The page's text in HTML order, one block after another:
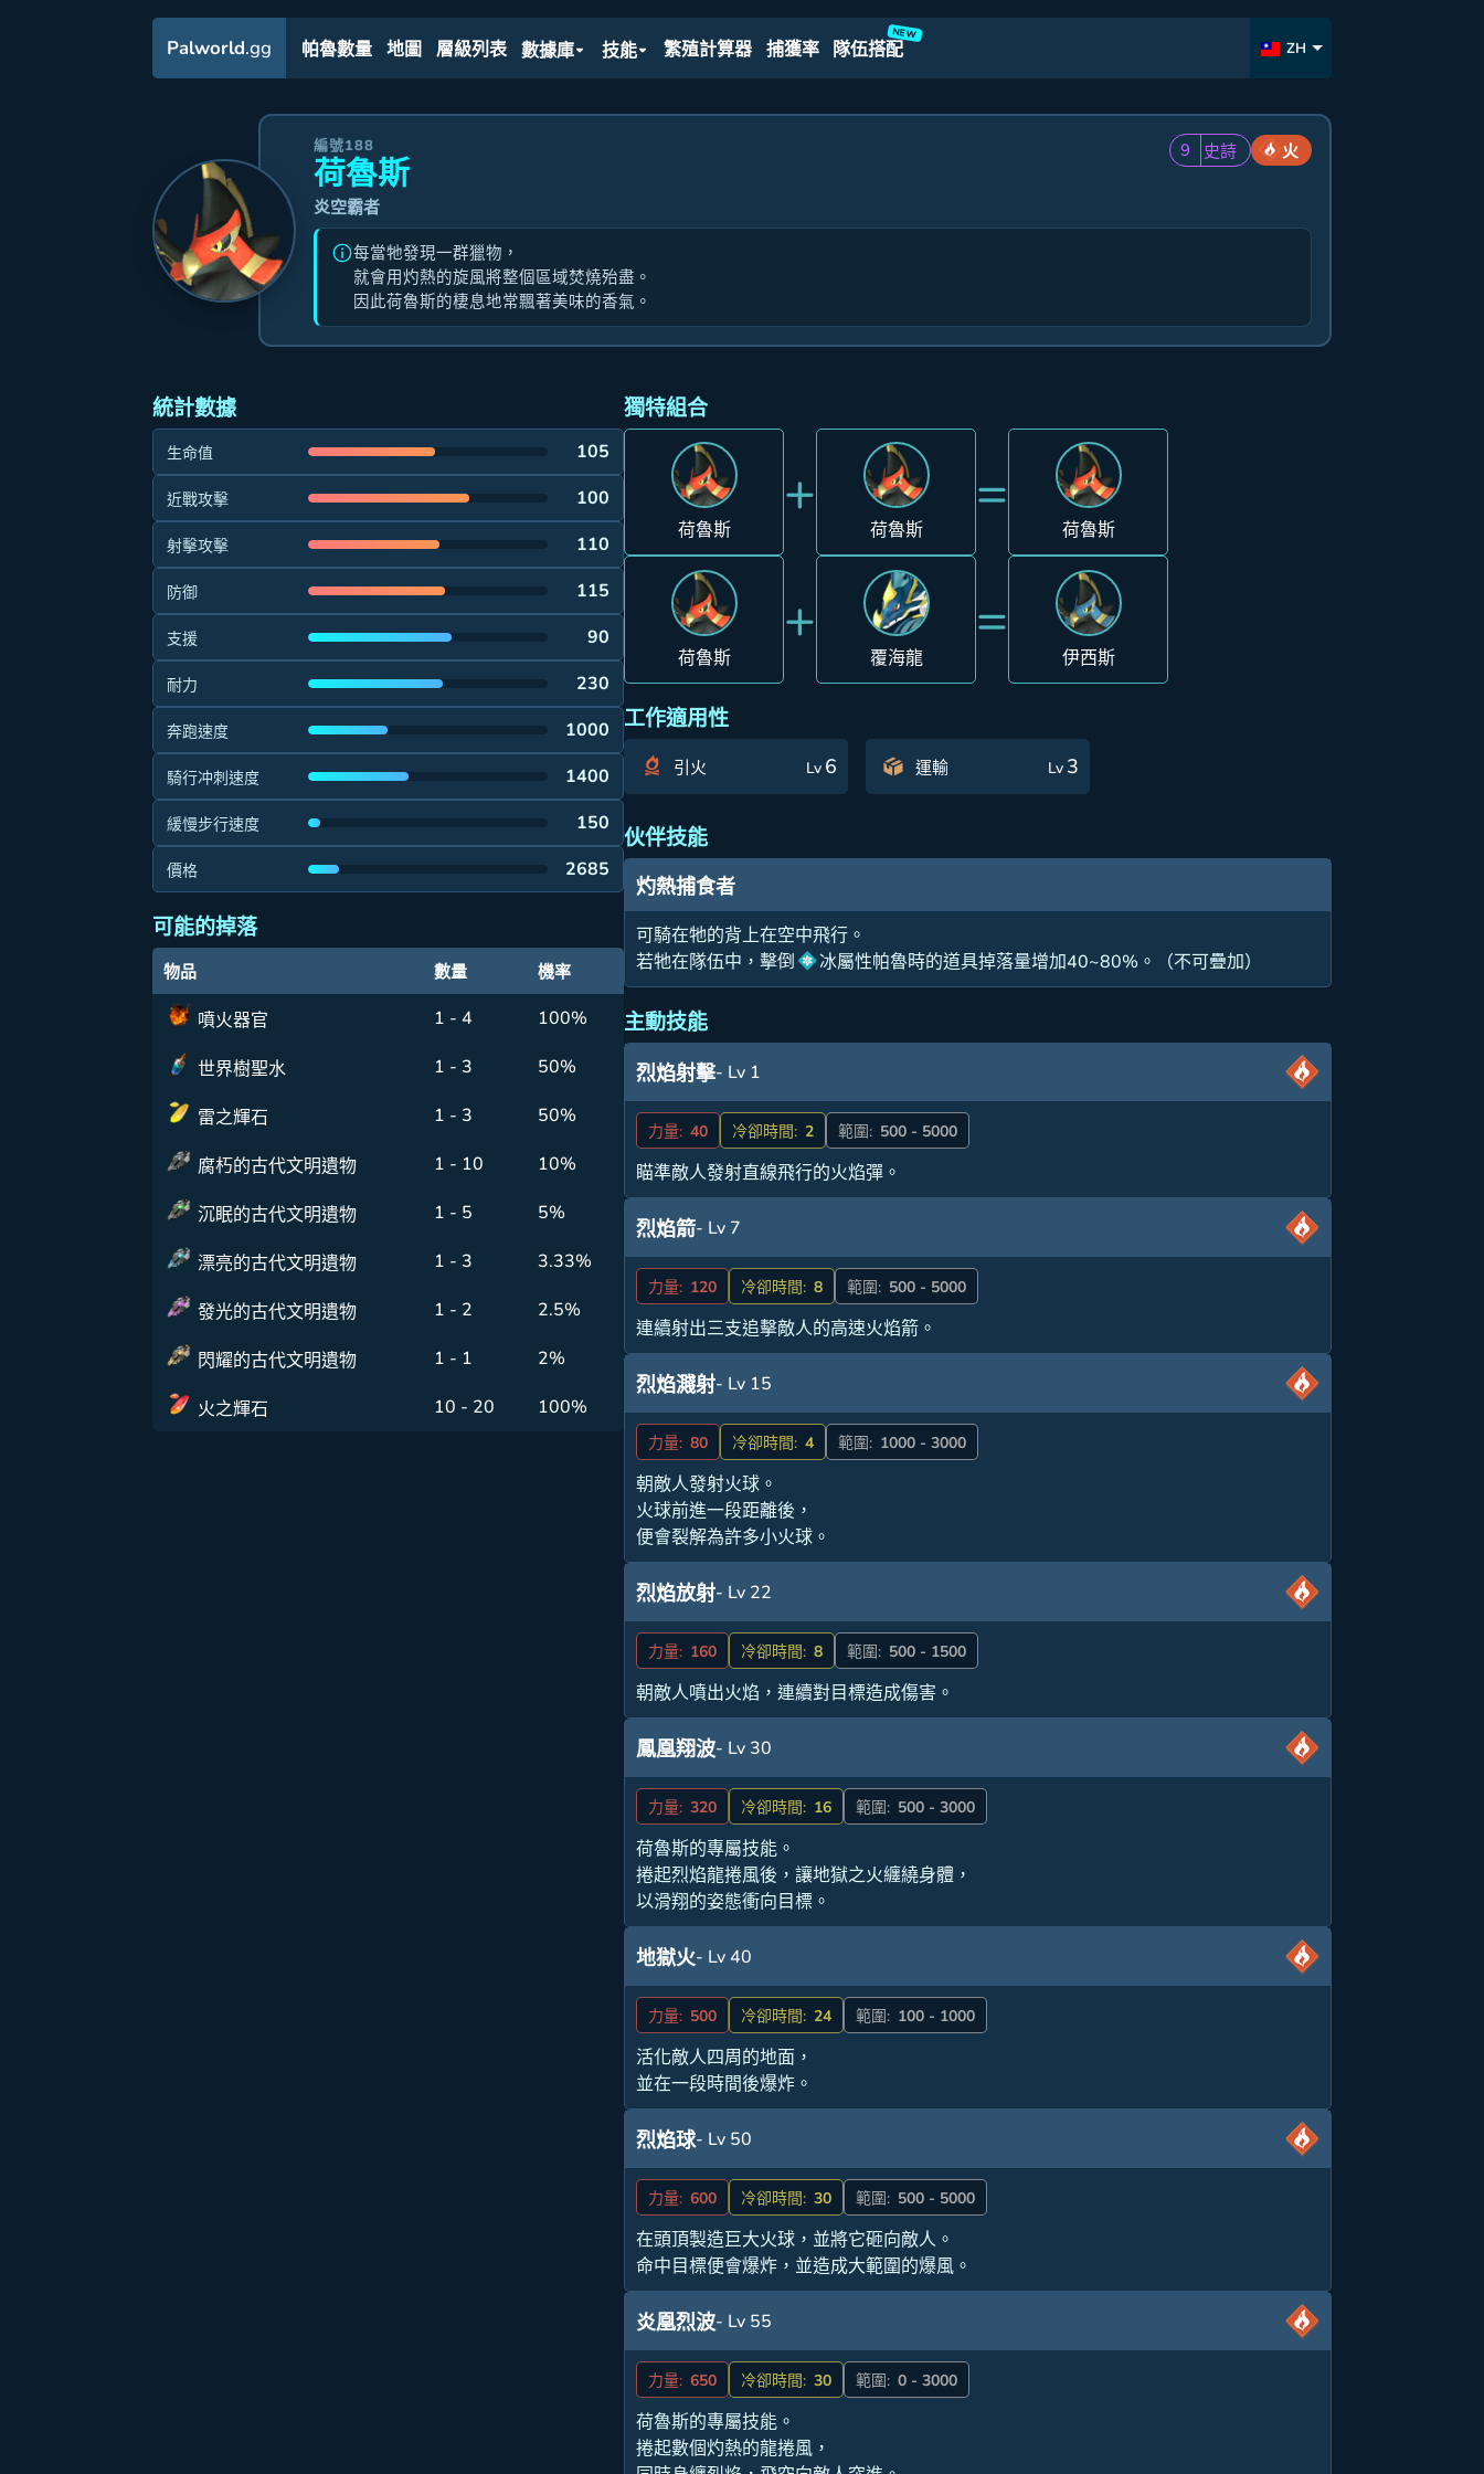
Palworld.gg 帕魯數量 地圖 層級列表 數據庫 技能 繁殖計算器 捕獲率 隊伍搭配
NEW
ZH
編號188
荷魯斯
炎空霸者
9 史詩 火
每當牠發現一群獵物，
就會用灼熱的旋風將整個區域焚燒殆盡。
因此荷魯斯的棲息地常飄著美味的香氣。
統計數據
生命值 105
近戰攻擊 100
射擊攻擊 110
防御 115
支援 90
耐力 230
奔跑速度 1000
騎行冲刺速度 1400
緩慢步行速度 150
價格 2685
可能的掉落
物品 數量 機率
噴火器官 1 - 4 100%
世界樹聖水 1 - 3 50%
雷之輝石 1 - 3 50%
腐朽的古代文明遺物 1 - 10 10%
沉眠的古代文明遺物 1 - 5 5%
漂亮的古代文明遺物 1 - 3 3.33%
發光的古代文明遺物 1 - 2 2.5%
閃耀的古代文明遺物 1 - 1 2%
火之輝石 10 - 20 100%
獨特組合
荷魯斯
+
荷魯斯
=
荷魯斯
荷魯斯
+
覆海龍
=
伊西斯
工作適用性
引火 Lv 6 運輸 Lv 3
伙伴技能
灼熱捕食者
可騎在牠的背上在空中飛行。
若牠在隊伍中，擊倒
冰屬性帕魯時的道具掉落量增加40~80%。（不可疊加）
主動技能
烈焰射擊- Lv 1
力量: 40 冷卻時間: 2 範圍: 500 - 5000
瞄準敵人發射直線飛行的火焰彈。
烈焰箭- Lv 7
力量: 120 冷卻時間: 8 範圍: 500 - 5000
連續射出三支追擊敵人的高速火焰箭。
烈焰濺射- Lv 15
力量: 80 冷卻時間: 4 範圍: 1000 - 3000
朝敵人發射火球。
火球前進一段距離後，
便會裂解為許多小火球。
烈焰放射- Lv 22
力量: 160 冷卻時間: 8 範圍: 500 - 1500
朝敵人噴出火焰，連續對目標造成傷害。
鳳凰翔波- Lv 30
力量: 320 冷卻時間: 16 範圍: 500 - 3000
荷魯斯的專屬技能。
捲起烈焰龍捲風後，讓地獄之火纏繞身體，
以滑翔的姿態衝向目標。
地獄火- Lv 40
力量: 500 冷卻時間: 24 範圍: 100 - 1000
活化敵人四周的地面，
並在一段時間後爆炸。
烈焰球- Lv 50
力量: 600 冷卻時間: 30 範圍: 500 - 5000
在頭頂製造巨大火球，並將它砸向敵人。
命中目標便會爆炸，並造成大範圍的爆風。
炎凰烈波- Lv 55
力量: 650 冷卻時間: 30 範圍: 0 - 3000
荷魯斯的專屬技能。
捲起數個灼熱的龍捲風，